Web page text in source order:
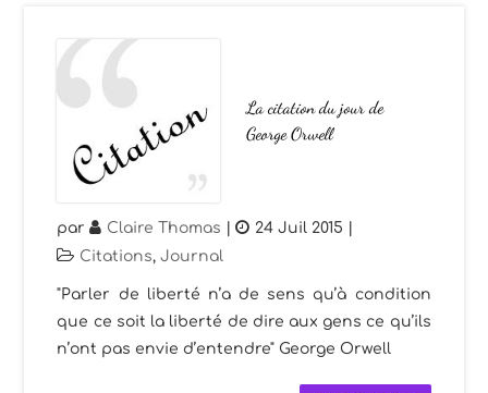
La citation du jour de
George Orwell
par Claire Thomas | 24 Juil 2015 |
Citations,Journal
"Parler de liberté n’a de sens qu’à condition
que ce soit la liberté de dire aux gens ce qu’ils
n’ont pas envie d’entendre" George Orwell